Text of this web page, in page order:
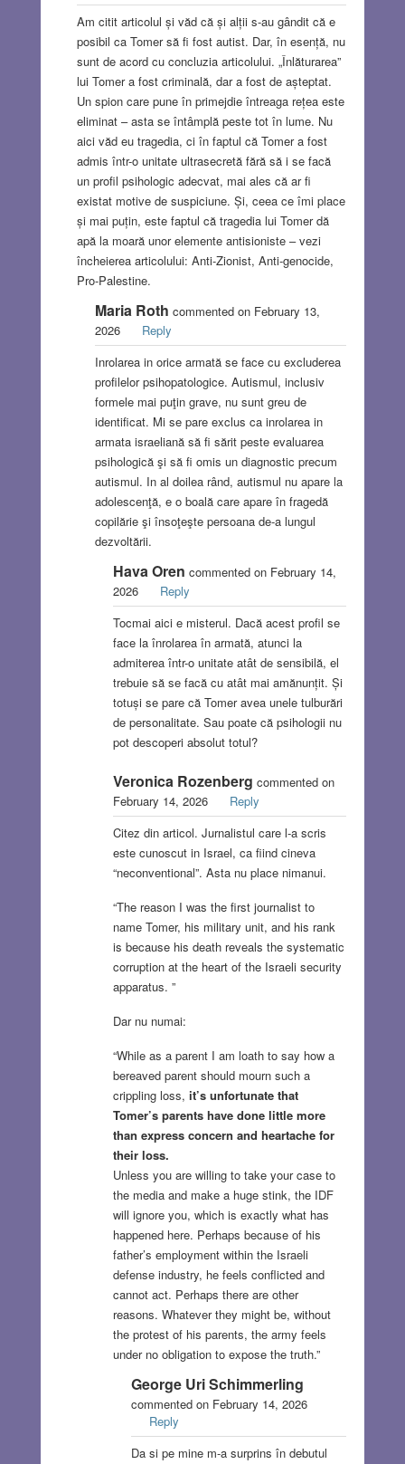
Am citit articolul și văd că și alții s-au gândit că e
posibil ca Tomer să fi fost autist. Dar, în esență, nu
sunt de acord cu concluzia articolului. „Înlăturarea”
lui Tomer a fost criminală, dar a fost de așteptat.
Un spion care pune în primejdie întreaga rețea este
eliminat – asta se întâmplă peste tot în lume. Nu
aici văd eu tragedia, ci în faptul că Tomer a fost
admis într-o unitate ultrasecretă fără să i se facă
un profil psihologic adecvat, mai ales că ar fi
existat motive de suspiciune. Și, ceea ce îmi place
și mai puțin, este faptul că tragedia lui Tomer dă
apă la moară unor elemente antisioniste – vezi
încheierea articolului: Anti-Zionist, Anti-genocide,
Pro-Palestine.
Maria Roth commented on February 13,
2026
Reply
Inrolarea in orice armată se face cu excluderea
profilelor psihopatologice. Autismul, inclusiv
formele mai puţin grave, nu sunt greu de
identificat. Mi se pare exclus ca inrolarea in
armata israeliană să fi sărit peste evaluarea
psihologică şi să fi omis un diagnostic precum
autismul. In al doilea rând, autismul nu apare la
adolescenţă, e o boală care apare în fragedă
copilărie şi însoţeşte persoana de-a lungul
dezvoltării.
Hava Oren commented on February 14,
2026
Reply
Tocmai aici e misterul. Dacă acest profil se
face la înrolarea în armată, atunci la
admiterea într-o unitate atât de sensibilă, el
trebuie să se facă cu atât mai amănunțit. Și
totuși se pare că Tomer avea unele tulburări
de personalitate. Sau poate că psihologii nu
pot descoperi absolut totul?
Veronica Rozenberg commented on
February 14, 2026
Reply
Citez din articol. Jurnalistul care l-a scris
este cunoscut in Israel, ca fiind cineva
“neconventional”. Asta nu place nimanui.
“The reason I was the first journalist to
name Tomer, his military unit, and his rank
is because his death reveals the systematic
corruption at the heart of the Israeli security
apparatus. ”
Dar nu numai:
“While as a parent I am loath to say how a
bereaved parent should mourn such a
crippling loss, it’s unfortunate that
Tomer’s parents have done little more
than express concern and heartache for
their loss.
Unless you are willing to take your case to
the media and make a huge stink, the IDF
will ignore you, which is exactly what has
happened here. Perhaps because of his
father’s employment within the Israeli
defense industry, he feels conflicted and
cannot act. Perhaps there are other
reasons. Whatever they might be, without
the protest of his parents, the army feels
under no obligation to expose the truth.”
George Uri Schimmerling
commented on February 14, 2026
Reply
Da si pe mine m-a surprins în debutul